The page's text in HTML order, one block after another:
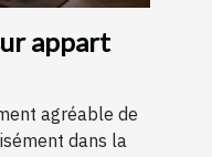
appart
agréable de
dans la